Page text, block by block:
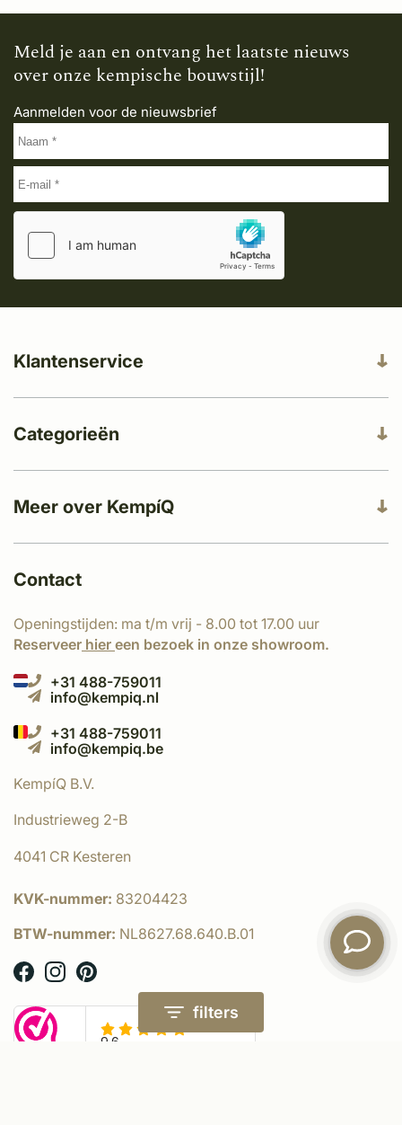
filters
Meld je aan en ontvang het laatste nieuws
over onze kempische bouwstijl!
Aanmelden voor de nieuwsbrief
Meer over KempíQ
Klantenservice
Categorieën
Contact
Openingstijden: ma t/m vrij - 8.00 tot 17.00 uur
Reserveer hier een bezoek in onze showroom.
+31 488-759011
info@kempiq.nl
+31 488-759011
info@kempiq.be
KempíQ B.V.
Industrieweg 2-B
4041 CR Kesteren
KVK-nummer: 83204423
BTW-nummer: NL8627.68.640.B.01